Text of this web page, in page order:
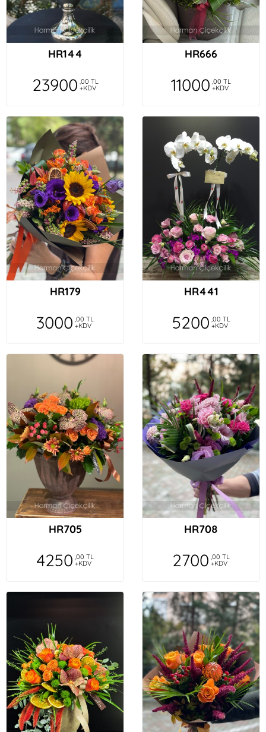
HR144
23900 ,00 TL
+KDV
HR666
11000 ,00 TL
+KDV
HR179
3000 ,00 TL
+KDV
HR441
5200 ,00 TL
+KDV
HR705
4250 ,00 TL
+KDV
HR708
2700 ,00 TL
+KDV